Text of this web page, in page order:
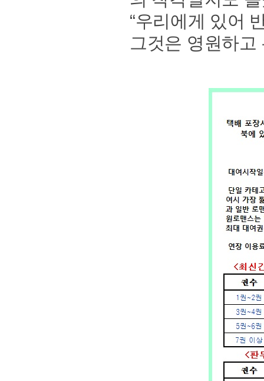
“우리에게 있어
그것은 영원하고